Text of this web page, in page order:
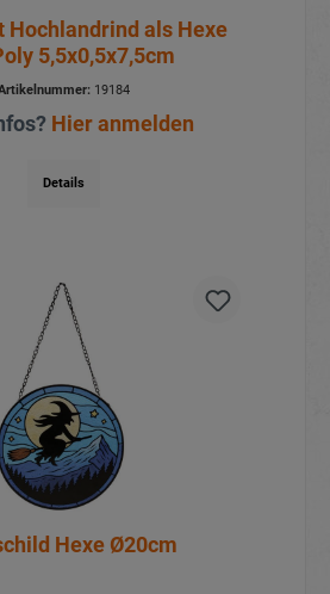
Hochlandrind als Hexe
5,5x0,5x7,5cm
19184
Hier anmelden
Details
Hexe Ø20cm